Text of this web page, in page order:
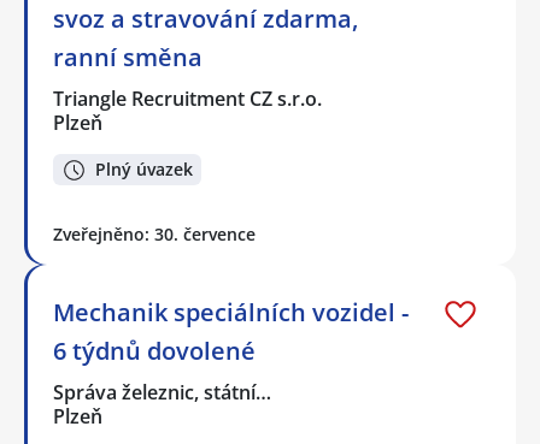
svoz a stravování zdarma,
ranní směna
Triangle Recruitment CZ s.r.o.
Plzeň
Plný úvazek
Zveřejněno: 30. července
Mechanik speciálních vozidel -
6 týdnů dovolené
Správa železnic, státní…
Plzeň